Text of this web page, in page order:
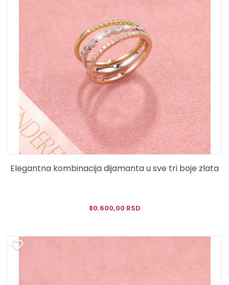
Elegantna kombinacija dijamanta u sve tri boje zlata
80.600,00 RSD